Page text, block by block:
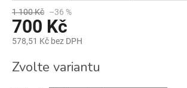
1 100 Kč –36 %
700 Kč
578,51 Kč bez DPH
cena:
Zvolte variantu